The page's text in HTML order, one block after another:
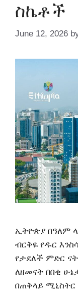
ስኬቶች
June 12, 2026
ኢትዮጵያ በዓለም
ብርቅዬ የዱር
የታደለች ምድር
ለዘመናት በበቂ
በጠቅላይ